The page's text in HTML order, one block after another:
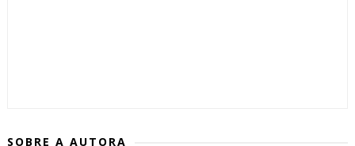
SOBRE A AUTORA